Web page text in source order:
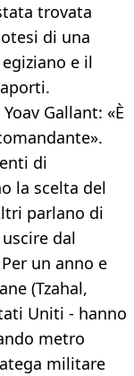
trovata
di una
e il
Gallant: «È
di
la scelta del
parlano di
dal
un anno e
(Tzahal,
Uniti - hanno
metro
militare